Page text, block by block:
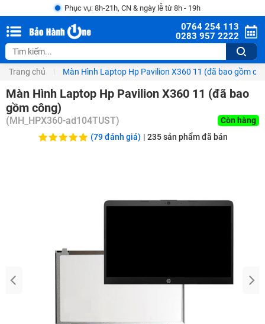
Phục vụ: 8h-21h, CN & ngày lễ từ 8h - 19h
0764 254 113
0283 957 2222
Trang chủ Màn Hình Laptop Hp Pavilion X360 11 (đã bao gồm
Màn Hình Laptop Hp Pavilion X360 11 (đã bao
gồm công)
(MH_HPX360-ad104TUST)
Còn hàng
(79 đánh giá) | 235sản phẩm đã bán